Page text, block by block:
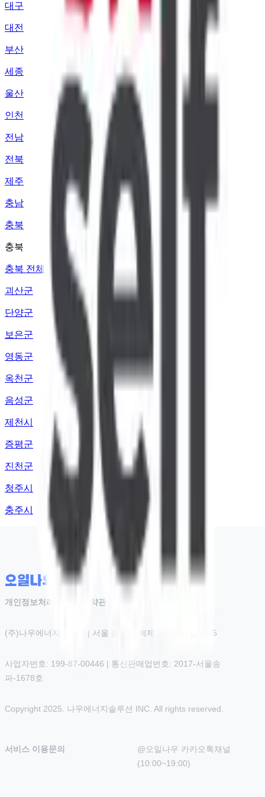
대구
대전
부산
세종
울산
인천
전남
전북
제주
충남
충북
충북
충북 전체
괴산군
단양군
보은군
영동군
옥천군
음성군
제천시
증평군
진천군
청주시
충주시
개인정보처리방침 이용약관
(주)나우에너지솔루션 | 서울 송파구 백제고분로27길 24-5
사업자번호: 199-87-00446 | 통신판매업번호: 2017-서울송
파-1678호
Copyright 2025. 나우에너지솔루션 INC. All rights reserved.
서비스 이용문의
@오일나우 카카오톡채널
(10:00~19:00)